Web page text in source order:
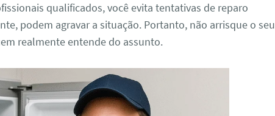
qualificados, você evita tentativas de reparo
podem agravar a situação. Portanto, não arrisque o seu
realmente entende do assunto.